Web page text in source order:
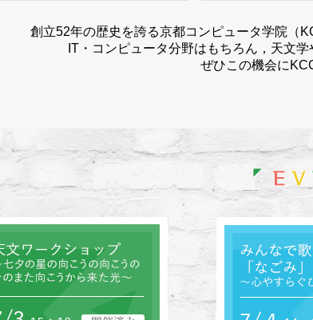
創立52年の歴史を誇る京都コンピュータ学院（
IT・コンピュータ分野はもちろん，天文
ぜひこの機会に